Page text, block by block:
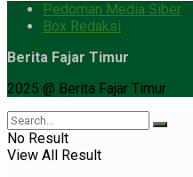
Pedoman Media Siber
Box Redaksi
Berita Fajar Timur
2025 @ Berita Fajar Timur
No Result
View All Result